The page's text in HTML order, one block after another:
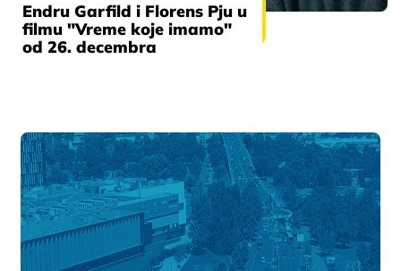
Endru Garfild i Florens Pju u
filmu "Vreme koje imamo"
od 26. decembra